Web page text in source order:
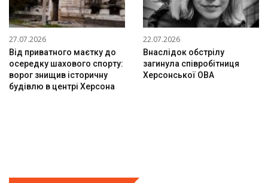
27.07.2026
Від приватного маєтку до
осередку шахового спорту:
ворог знищив історичну
будівлю в центрі Херсона
22.07.2026
Внаслідок обстрілу
загинула співробітниця
Херсонської ОВА